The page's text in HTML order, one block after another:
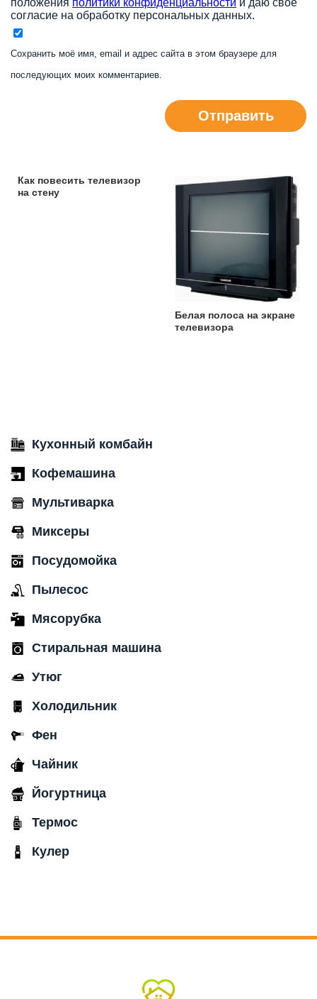
положения политики конфиденциальности и даю свое
согласие на обработку персональных данных.
Сохранить моё имя, email и адрес сайта в этом браузере для
последующих моих комментариев.
Отправить
Как повесить телевизор
на стену
Белая полоса на экране
телевизора
Кухонный комбайн
Кофемашина
Мультиварка
Миксеры
Посудомойка
Пылесос
Мясорубка
Стиральная машина
Утюг
Холодильник
Фен
Чайник
Йогуртница
Термос
Кулер